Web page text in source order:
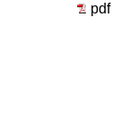
pdf